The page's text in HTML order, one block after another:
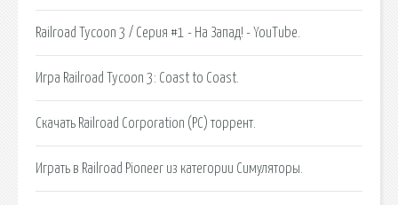
Railroad Tycoon 3 / Серия #1 - На Запад! - YouTube.
Игра Railroad Tycoon 3: Coast to Coast.
Скачать Railroad Corporation (PC) торрент.
Играть в Railroad Pioneer из категории Симуляторы.